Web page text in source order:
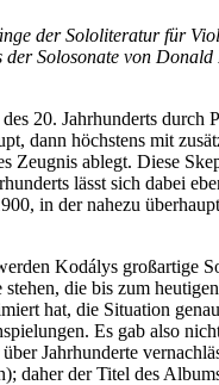
der Sololiteratur für
Solosonate von
20. Jahrhunderts
dann höchstens mit
Zeugnis ablegt. Diese
lässt sich dabei
in der nahezu
Kodálys großartige
die bis zum
hat, die Situation
Es gab also
Jahrhunderte
daher der Titel des